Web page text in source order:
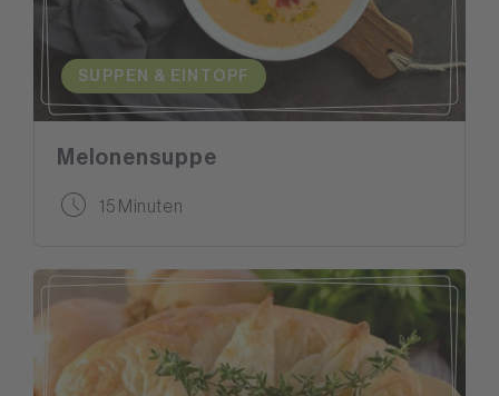
SUPPEN & EINTOPF
Melonensuppe
15 Minuten